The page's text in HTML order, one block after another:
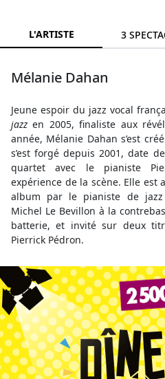
L'ARTISTE 3
Mélanie Dahan
Jeune espoir du jazz vocal
jazzen 2005, finaliste aux
année, Mélanie Dahan s’est
s’est forgé depuis 2001, date
quartet avec le pianiste
expérience de la scène. Elle est
album par le pianiste de jazz
Michel Le Bevillon à la
batterie, et invité sur deux
Pierrick Pédron.